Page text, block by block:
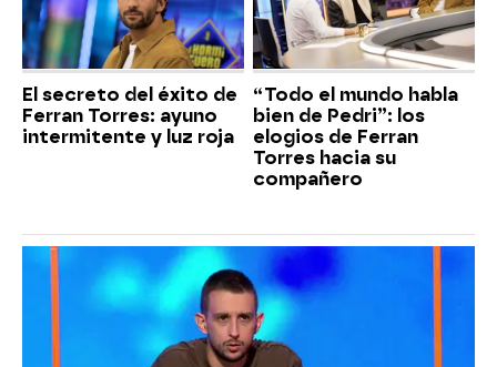
El secreto del éxito de
Ferran Torres: ayuno
intermitente y luz roja
“Todo el mundo habla
bien de Pedri”: los
elogios de Ferran
Torres hacia su
compañero